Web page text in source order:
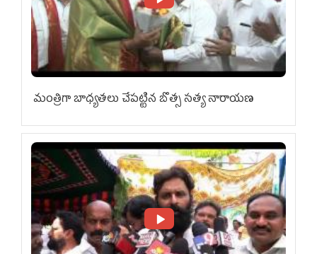
మంత్రిగా బాధ్యతలు చేపట్టిన బొత్స సత్య నారాయణ